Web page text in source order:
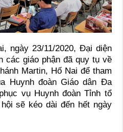
ngày 23/11/2020, Đại diện
các giáo phận đã quy tụ về
Martin, Hố Nai để tham
Huynh đoàn Giáo dân Đa
vụ Huynh đoàn Tỉnh tổ
sẽ kéo dài đến hết ngày